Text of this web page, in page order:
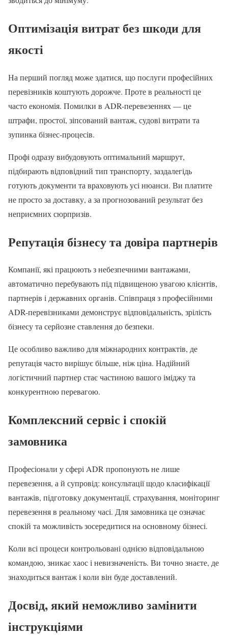
Оптимізація витрат без шкоди для
якості
На перший погляд може здатися, що послуги професійних
перевізників коштують дорожче. Проте в реальності це
часто економія. Помилки в ADR-перевезеннях — це
штрафи, простої, зіпсований вантаж, судові витрати та
зупинка бізнес-процесів.
Профі одразу вибудовують оптимальний маршрут,
підбирають відповідний тип транспорту, заздалегідь
готують документи та враховують усі нюанси. Ви платите
не просто за доставку, а за прогнозований результат без
неприємних сюрпризів.
Репутація бізнесу та довіра партнерів
Компанії, які працюють з небезпечними вантажами,
автоматично перебувають під підвищеною увагою клієнтів,
партнерів і державних органів. Співпраця з професійними
ADR-перевізниками демонструє відповідальність, зрілість
бізнесу та серйозне ставлення до безпеки.
Це особливо важливо для міжнародних контрактів, де
репутація часто вирішує більше, ніж ціна. Надійний
логістичний партнер стає частиною вашого іміджу та
конкурентною перевагою.
Комплексний сервіс і спокій
замовника
Професіонали у сфері ADR пропонують не лише
перевезення, а й супровід: консультації щодо класифікації
вантажів, підготовку документації, страхування, моніторинг
перевезення в реальному часі. Для замовника це означає
спокій та можливість зосередитися на основному бізнесі.
Коли всі процеси контрольовані однією відповідальною
командою, зникає хаос і невизначеність. Ви точно знаєте, де
знаходиться вантаж і коли він буде доставлений.
Досвід, який неможливо замінити
інструкціями